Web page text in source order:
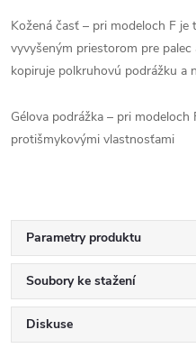
Kožená časť – pri modeloch F
vyvyšeným priestorom pre
kopiruje polkruhovú podrážku a
Gélova podrážka – pri modeloch
protišmykovými vlastnosťami
Parametry produktu
Soubory ke stažení
Diskuse